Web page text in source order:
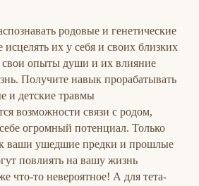
родовые и генетические
исцелять их у себя и своих близких
свои опыты души и их влияние
Получите навык прорабатывать
и детские травмы
возможности связи с родом,
огромный потенциал. Только
ваши ушедшие предки и прошлые
повлиять на вашу жизнь
что-то невероятное! А для тета-